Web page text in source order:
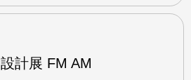
計展 FM AM